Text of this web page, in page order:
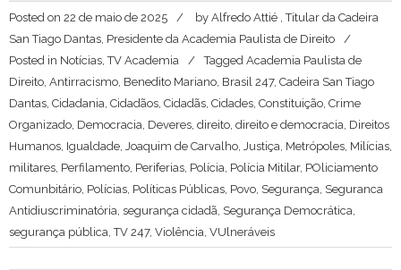
Posted on 22 de maio de 2025 by Alfredo Attié , Titular da Cadeira
San Tiago Dantas, Presidente da Academia Paulista de Direito
Posted in Notícias,TV Academia Tagged Academia Paulista de
Direito, Antirracismo, Benedito Mariano, Brasil 247, Cadeira San Tiago
Dantas, Cidadania, Cidadãos, Cidadãs, Cidades, Constituição, Crime
Organizado, Democracia, Deveres, direito, direito e democracia, Direitos
Humanos, Igualdade, Joaquim de Carvalho, Justiça, Metrópoles, Milícias,
militares, Perfilamento, Periferias, Polícia, Polícia Mitilar, POliciamento
Comunbitário, Polícias, Políticas Públicas, Povo, Segurança, Seguranca
Antidiuscriminatória, segurança cidadã, Segurança Democrática,
segurança pública,TV 247, Violência, VUlneráveis